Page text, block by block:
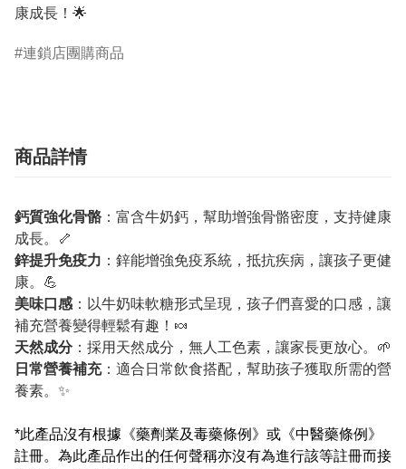
康成長！🌟
連鎖店團購商品
商品詳情
鈣質強化骨骼：富含牛奶鈣，幫助增強骨骼密度，支持健康
成長。🦴
鋅提升免疫力 ：鋅能增強免疫系統，抵抗疾病，讓孩子更健
康。💪
美味口感 ：以牛奶味軟糖形式呈現，孩子們喜愛的口感，讓
補充營養變得輕鬆有趣！🍬
天然成分：採用天然成分，無人工色素，讓家長更放心。🌱
日常營養補充：適合日常飲食搭配，幫助孩子獲取所需的營
養素。✨
*此產品沒有根據《藥劑業及毒藥條例》或《中醫藥條例》
註冊。為此產品作出的任何聲稱亦沒有為進行該等註冊而接